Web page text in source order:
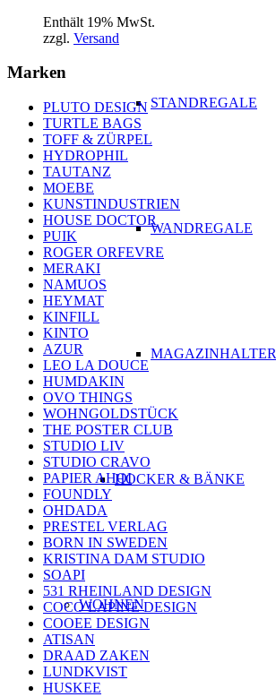
STANDREGALE
WANDREGALE
MAGAZINHALTER
HOCKER & BÄNKE
WOHNEN
Enthält 19% MwSt.
zzgl. Versand
Marken
PLUTO DESIGN
TURTLE BAGS
TOFF & ZÜRPEL
HYDROPHIL
TAUTANZ
MOEBE
KUNSTINDUSTRIEN
HOUSE DOCTOR
PUIK
ROGER ORFEVRE
MERAKI
NAMUOS
HEYMAT
KINFILL
KINTO
AZUR
LEO LA DOUCE
HUMDAKIN
OVO THINGS
WOHNGOLDSTÜCK
THE POSTER CLUB
STUDIO LIV
STUDIO CRAVO
PAPIER AHOI
FOUNDLY
OHDADA
PRESTEL VERLAG
BORN IN SWEDEN
KRISTINA DAM STUDIO
SOAPI
531 RHEINLAND DESIGN
COCO LAPINE DESIGN
COOEE DESIGN
ATISAN
DRAAD ZAKEN
LUNDKVIST
HUSKEE